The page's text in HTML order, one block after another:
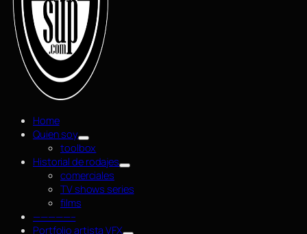
Home
Quien soy
toolbox
Historial de rodajes
comerciales
TV shows series
films
—————–
Portfolio artista VFX